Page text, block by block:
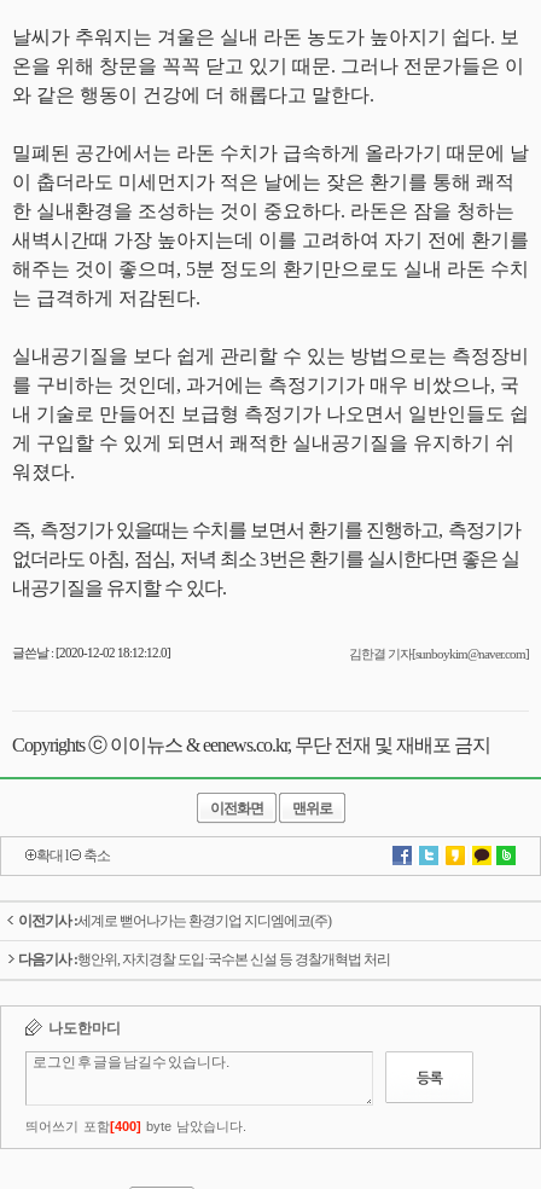
날씨가 추워지는 겨울은 실내 라돈 농도가 높아지기 쉽다. 보
온을 위해 창문을 꼭꼭 닫고 있기 때문. 그러나 전문가들은 이
와 같은 행동이 건강에 더 해롭다고 말한다.
밀폐된 공간에서는 라돈 수치가 급속하게 올라가기 때문에 날
이 춥더라도 미세먼지가 적은 날에는 잦은 환기를 통해 쾌적
한 실내환경을 조성하는 것이 중요하다. 라돈은 잠을 청하는
새벽시간때 가장 높아지는데 이를 고려하여 자기 전에 환기를
해주는 것이 좋으며 , 5분 정도의 환기만으로도 실내 라돈 수치
는 급격하게 저감된다.
실내공기질을 보다 쉽게 관리할 수 있는 방법으로는 측정장비
를 구비하는 것인데 , 과거에는 측정기기가 매우 비쌌으나, 국
내 기술로 만들어진 보급형 측정기가 나오면서 일반인들도 쉽
게 구입할 수 있게 되면서 쾌적한 실내공기질을 유지하기 쉬
워졌다.
즉, 측정기가 있을때는 수치를 보면서 환기를 진행하고, 측정기가
없더라도 아침, 점심, 저녁 최소3번은 환기를 실시한다면 좋은 실
내공기질을 유지할 수 있다.
글쓴날 : [2020-12-02 18:12:12.0] 김한결 기자[sunboykim@naver.com]
Copyrights ⓒ 이이뉴스 & eenews.co.kr, 무단 전재 및 재배포 금지
이전화면 맨위로
확대 l 축소
이전기사 :세계로 뻗어나가는 환경기업 지디엠에코(주)
다음기사 :행안위, 자치경찰 도입·국수본 신설 등 경찰개혁법 처리